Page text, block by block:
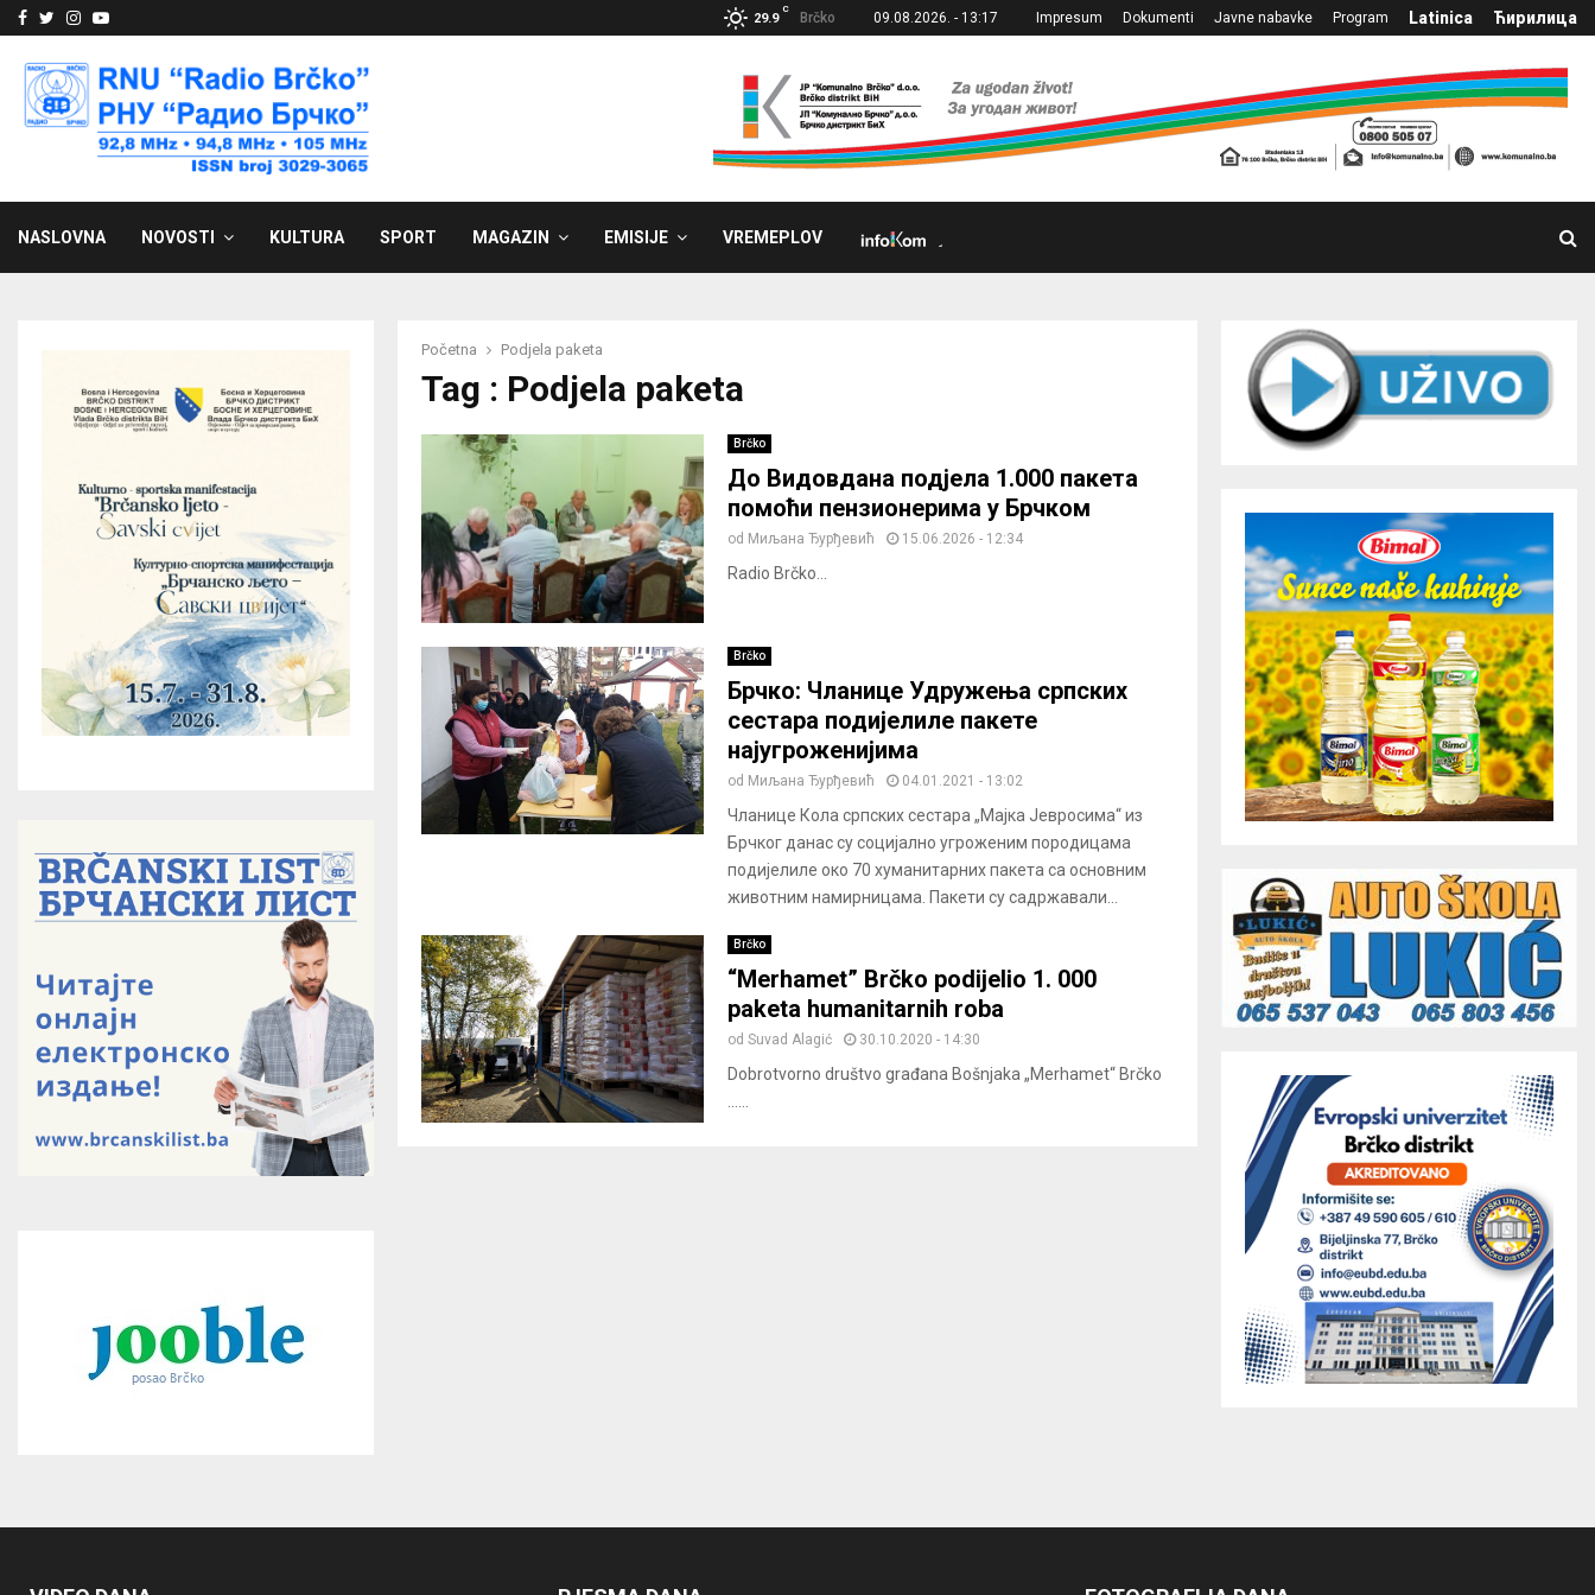
Facebook
Twitter
Instagram
Youtube 29.9
C
Brčko 09.08.2026. - 13:17 Impresum Dokumenti Javne nabavke Program Latinica Ћирилица
NASLOVNA NOVOSTI KULTURA SPORT MAGAZIN EMISIJE VREMEPLOV
Početna Podjela paketa
Tag : Podjela paketa
Brčko
До Видовдана подјела 1.000 пакета
помоћи пензионерима у Брчком
od Миљана Ђурђевић 15.06.2026 - 12:34
Radio Brčko...
Brčko
Брчко: Чланице Удружења српских
сестара подијелиле пакете
најугроженијима
od Миљана Ђурђевић 04.01.2021 - 13:02
Чланице Кола српских сестара „Мајка Јевросима“ из
Брчког данас су социјално угроженим породицама
подијелиле око 70 хуманитарних пакета са основним
животним намирницама. Пакети су садржавали...
Brčko
“Merhamet” Brčko podijelio 1. 000
paketa humanitarnih roba
od Suvad Alagić 30.10.2020 - 14:30
Dobrotvorno društvo građana Bošnjaka „Merhamet“ Brčko